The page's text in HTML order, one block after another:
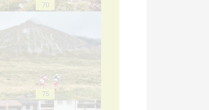
70
75